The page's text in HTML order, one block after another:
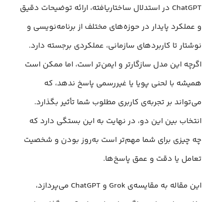
ChatGPT در استدلال ساختاریافته، ارائه توضیحات دقیق
و عملکرد پایدار در حوزه‌های مختلف از برنامه‌نویسی و
نوشتار تا کاربردهای سازمانی، عملکردی برجسته دارد.
اگرچه این مدل سازگارتر و ایمن‌تر است، اما ممکن است
همیشه با لحنی پویا یا غیررسمی پاسخ ندهد، که
می‌تواند بر تجربه‌ی کاربری مطلوب شما تأثیر بگذارد.
انتخاب بین این دو، در نهایت به این بستگی دارد که
چه چیزی برای شما مهم‌تر است به‌روز بودن و شخصیت
تعامل یا دقت و عمق پاسخ‌ها.
این مقاله به مقایسه‌ی Grok و ChatGPT می‌پردازد،